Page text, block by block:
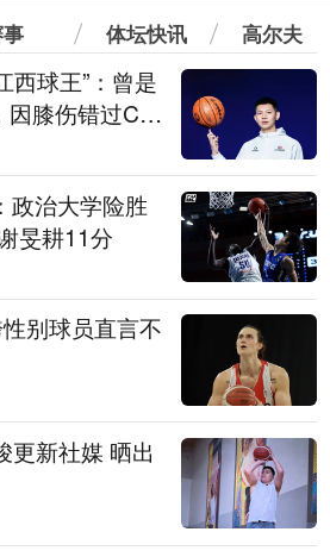
体坛快讯 高尔夫
西球王”：曾是
膝伤错过CB
政治大学险胜
旻耕11分
别球员直言不
更新社媒 晒出